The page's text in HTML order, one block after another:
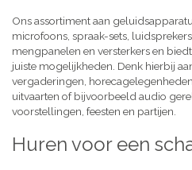
Ons assortiment aan
microfoons, spraak-sets,
mengpanelen en versterkers en
juiste mogelijkheden. Denk hierbij
vergaderingen,
uitvaarten of bijvoorbeeld audio
voorstellingen, feesten en partijen.
Huren voor een